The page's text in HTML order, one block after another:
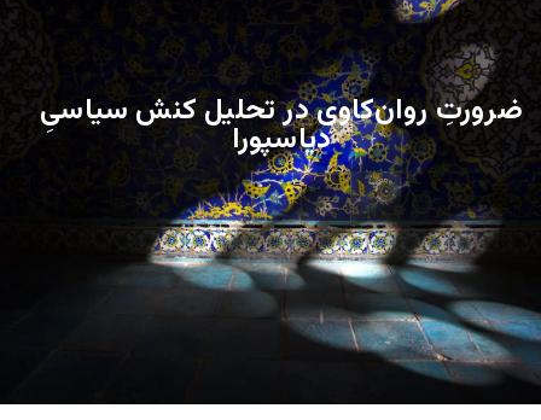
ضرورتِ روان‌کاوی در تحلیل کنش سیاسیِ
دیاسپورا